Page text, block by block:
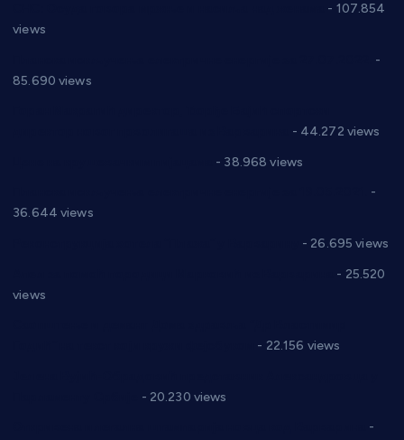
- 107.854
views
-
85.690 views
- 44.272 views
- 38.968 views
-
36.644 views
- 26.695 views
- 25.520
views
- 22.156 views
- 20.230 views
-